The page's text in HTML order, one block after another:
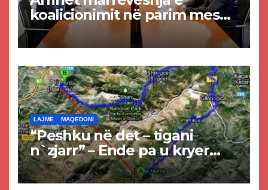
koalicionimit në parim mes
Kurtit dhe Abdixhikut
LAJME MAQEDONI
“Peshku në det – tigani
n`zjarr” – Ende pa u kryer
projekti i tunelit, komuna e
Tetovës nis punimet për